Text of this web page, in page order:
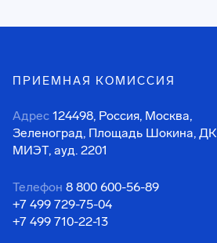
ПРИЕМНАЯ КОМИССИЯ
Адрес 124498, Россия, Москва,
Зеленоград, Площадь Шокина, ДК
МИЭТ, ауд. 2201
Телефон 8 800 600-56-89
+7 499 729-75-04
+7 499 710-22-13